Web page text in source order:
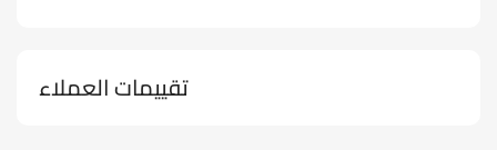
تقييمات العملاء